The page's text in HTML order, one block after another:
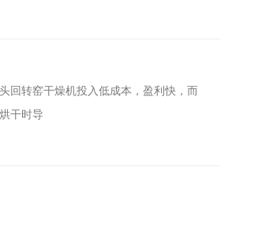
回转窑干燥机投入低成本，盈利快，而
干时导